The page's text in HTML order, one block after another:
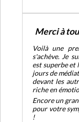
Merci à
Voilà une
s'achève. Je
est superbe et
jours de
devant les
riche en
Encore un
pour votre
!